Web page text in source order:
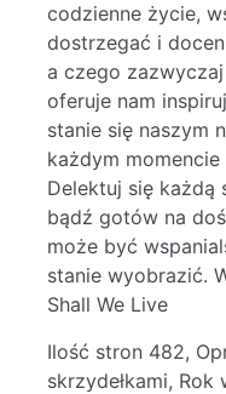
codzienne życie,
dostrzegać i
a czego
oferuje nam
stanie się naszym
każdym
Delektuj się każdą
bądź gotów na
może być
stanie wyobrazić.
Shall We Live
Ilość stron 482,
skrzydełkami, Rok